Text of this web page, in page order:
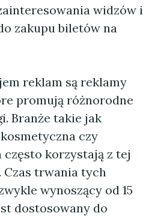
widzów i
zakupu biletów na
reklam są reklamy
promują różnorodne
Branże takie jak
czy
korzystają z tej
trwania tych
wynoszący od 15
dostosowany do